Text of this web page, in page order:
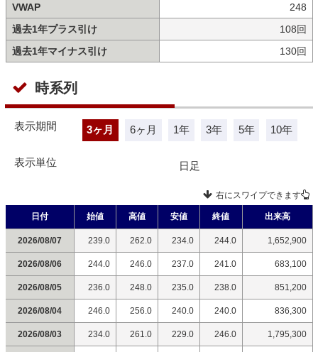
VWAP
248
過去1年プラス引け
108回
過去1年マイナス引け
130回
時系列
表示期間 3ヶ月 6ヶ月 1年 3年 5年 10年
表示単位 日足
右にスワイプできます
日付 始値 高値 安値 終値 出来高
2026/08/07 239.0 262.0 234.0 244.0 1,652,900
2026/08/06 244.0 246.0 237.0 241.0 683,100
2026/08/05 236.0 248.0 235.0 238.0 851,200
2026/08/04 246.0 256.0 240.0 240.0 836,300
2026/08/03 234.0 261.0 229.0 246.0 1,795,300